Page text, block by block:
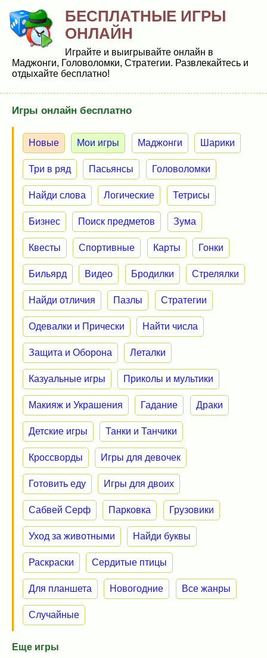
БЕСПЛАТНЫЕ ИГРЫ
ОНЛАЙН
Играйте и выигрывайте онлайн в
Маджонги, Головоломки, Стратегии. Развлекайтесь и
отдыхайте бесплатно!
Игры онлайн бесплатно
Новые Мои игры Маджонги Шарики
Три в ряд Пасьянсы Головоломки
Найди слова Логические Тетрисы
Бизнес Поиск предметов Зума
Квесты Спортивные Карты Гонки
Бильярд Видео Бродилки Стрелялки
Найди отличия Пазлы Стратегии
Одевалки и Прически Найти числа
Защита и Оборона Леталки
Казуальные игры Приколы и мультики
Макияж и Украшения Гадание Драки
Детские игры Танки и Танчики
Кроссворды Игры для девочек
Готовить еду Игры для двоих
Сабвей Серф Парковка Грузовики
Уход за животными Найди буквы
Раскраски Сердитые птицы
Для планшета Новогодние Все жанры
Случайные
Еще игры